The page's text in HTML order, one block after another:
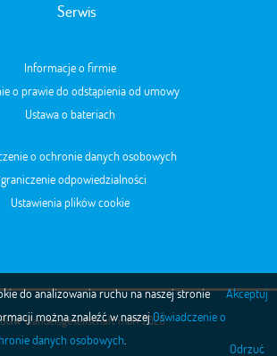
Serwis
Informacje o firmie
o prawie do odstąpienia od umowy
Ustawa o bateriach
o ochronie danych osobowych
odpowiedzialności
Ustawienia plików cookie
Handelsgesellschaft mbH 2026
do analizowania ruchu na naszej stronie
można znaleźć w naszejOświadczenie o
danych osobowych.
Akceptuj
Odrzuć